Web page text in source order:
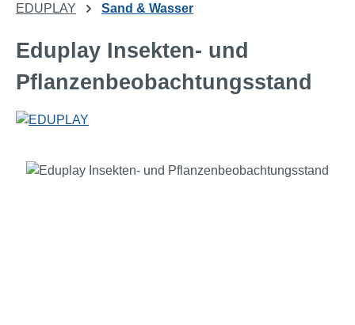
EDUPLAY Sand & Wasser
Eduplay Insekten- und
Pflanzenbeobachtungsstand